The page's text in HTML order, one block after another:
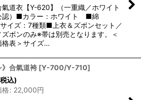
氣道衣【Y-620】（一重織／ホワイト
認）■カラー：ホワイト ■綿
ズ：7種類■上衣＆ズボンセット／
ズボンのみ※帯は別売となります。＜
格表＞サイズ…
》合氣道袴 [Y-700/Y-710]
込)
格: 22,000円